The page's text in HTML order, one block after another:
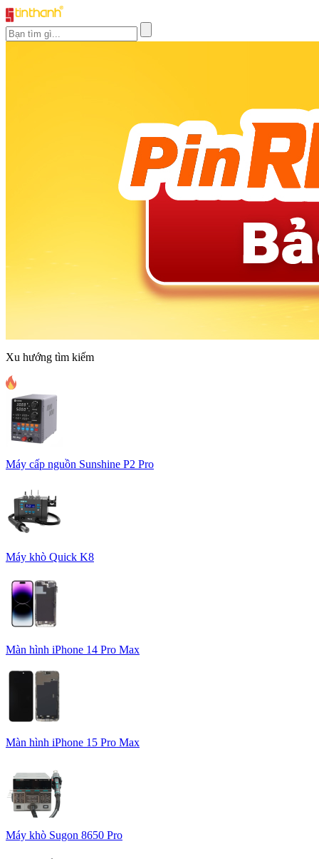
Xu hướng tìm kiếm
Máy cấp nguồn Sunshine P2 Pro
Máy khò Quick K8
Màn hình iPhone 14 Pro Max
Màn hình iPhone 15 Pro Max
Máy khò Sugon 8650 Pro